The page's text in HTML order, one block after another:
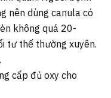
nên dùng canula có
không quá 20-
tư thế thường xuyên.
cấp đủ oxy cho